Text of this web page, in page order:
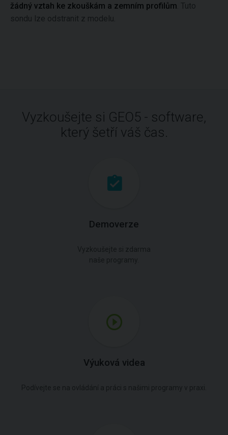
žádný vztah ke zkouškám a zemním profilům . Tuto
sondu lze odstranit z modelu.
Vyzkoušejte si GEO5 - software,
který šetří váš čas.
Demoverze
Výuková videa